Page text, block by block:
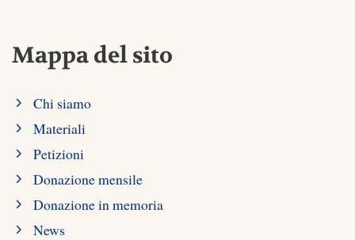
Mappa del sito
Chi siamo
Materiali
Petizioni
Donazione mensile
Donazione in memoria
News